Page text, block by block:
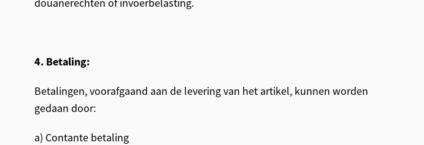
douanerechten of invoerbelasting.
4. Betaling:
Betalingen, voorafgaand aan de levering van het artikel, kunnen worden
gedaan door:
a) Contante betaling